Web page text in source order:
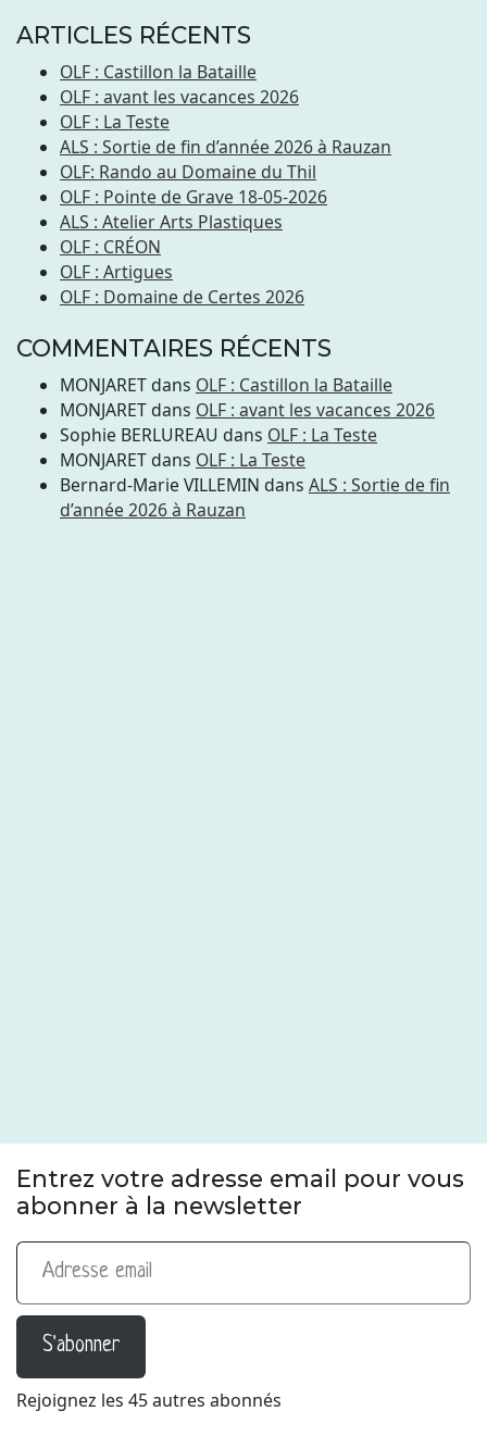
ARTICLES RÉCENTS
OLF : Castillon la Bataille
OLF : avant les vacances 2026
OLF : La Teste
ALS : Sortie de fin d’année 2026 à Rauzan
OLF: Rando au Domaine du Thil
OLF : Pointe de Grave 18-05-2026
ALS : Atelier Arts Plastiques
OLF : CRÉON
OLF : Artigues
OLF : Domaine de Certes 2026
COMMENTAIRES RÉCENTS
MONJARETdans OLF : Castillon la Bataille
MONJARETdans OLF : avant les vacances 2026
Sophie BERLUREAU dans OLF : La Teste
MONJARETdans OLF : La Teste
Bernard-Marie VILLEMIN dans ALS : Sortie de fin
d’année 2026 à Rauzan
Entrez votre adresse email pour vous
abonner à la newsletter
Adresse email
S'abonner
Rejoignez les 45 autres abonnés